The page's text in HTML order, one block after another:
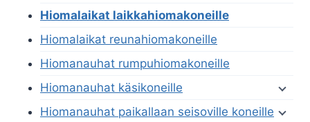
Hiomalaikat laikkahiomakoneille
Hiomalaikat reunahiomakoneille
Hiomanauhat rumpuhiomakoneille
Hiomanauhat käsikoneille
Hiomanauhat paikallaan seisoville koneille